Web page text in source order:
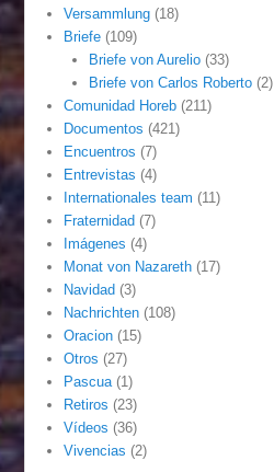
Versammlung (18)
Briefe (109)
Briefe von Aurelio(33)
Briefe von Carlos Roberto(2)
Comunidad Horeb (211)
Documentos (421)
Encuentros (7)
Entrevistas (4)
Internationales team (11)
Fraternidad (7)
Imágenes (4)
Monat von Nazareth (17)
Navidad (3)
Nachrichten (108)
Oracion (15)
Otros (27)
Pascua (1)
Retiros (23)
Vídeos (36)
Vivencias (2)